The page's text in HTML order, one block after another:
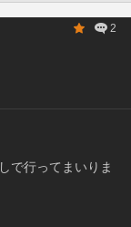
2
で行ってまいりま